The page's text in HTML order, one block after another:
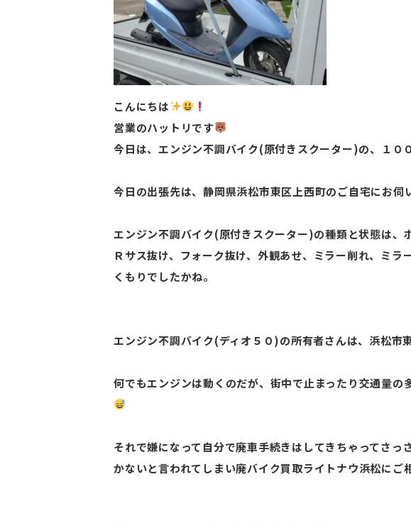
こんにちは
営業のハットリです
今日は、エンジン不調バイク(原付きスクーター)の、１０
今日の出張先は、静岡県浜松市東区上西町のご自宅にお伺
エンジン不調バイク(原付きスクーター)の種類と状態は、
Ｒサス抜け、フォーク抜け、外観あせ、ミラー削れ、ミ
くもりでしたかね。
エンジン不調バイク(ディオ５０)の所有者さんは、浜松市
何でもエンジンは動くのだが、街中で止まったり交通量
それで嫌になって自分で廃車手続きはしてきちゃってさ
かないと言われてしまい廃バイク買取ライトナウ浜松にご